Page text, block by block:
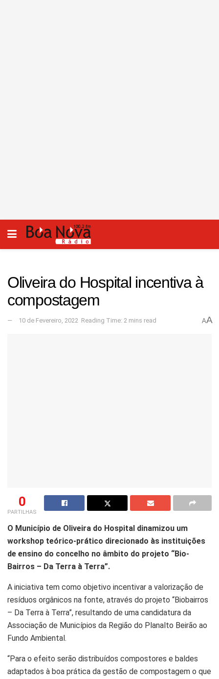
Oliveira do Hospital incentiva à
compostagem
10 de Fevereiro, 2022 Reading Time: 2 mins read AA
0
PARTILHAS
O Município de Oliveira do Hospital dinamizou um
workshop teórico-prático direcionado às instituições
de ensino do concelho no âmbito do projeto “Bio-
Bairros – Da Terra à Terra”.
A iniciativa tem como objetivo incentivar a valorização de
resíduos orgânicos na fonte, através do projeto “Biobairros
– Da Terra à Terra”, resultando de uma candidatura da
Associação de Municípios da Região do Planalto Beirão ao
Fundo Ambiental.
“Para o efeito serão distribuídos compostores e baldes
adaptados à boa prática da gestão de compostagem o que